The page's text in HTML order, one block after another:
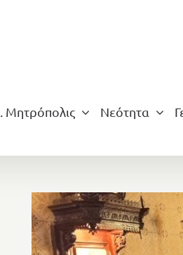
Μητρόπολις Νεότητα